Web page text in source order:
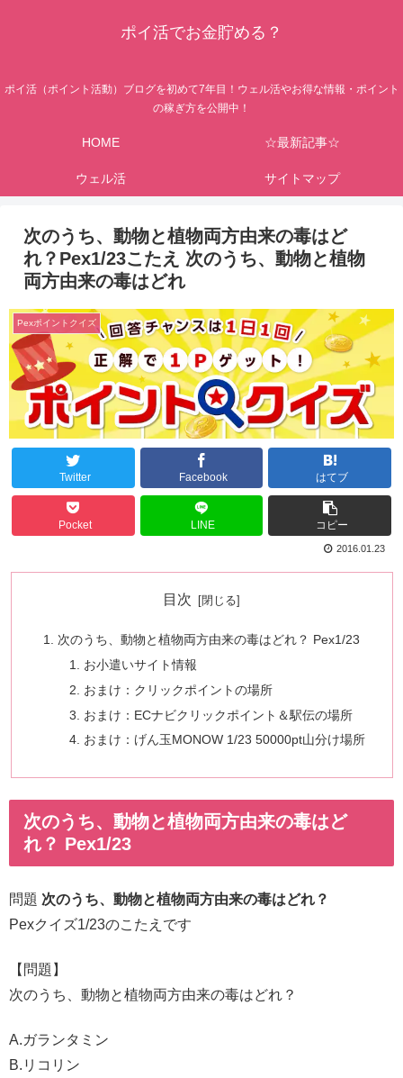
ポイ活でお金貯める？
ポイ活（ポイント活動）ブログを初めて7年目！ウェル活やお得な情報・ポイント
の稼ぎ方を公開中！
HOME ☆最新記事☆
ウェル活 サイトマップ
次のうち、動物と植物両方由来の毒はど
れ？Pex1/23こたえ 次のうち、動物と植物
両方由来の毒はどれ
Pexポイントクイズ
Twitter Facebook はてブ
Pocket LINE コピー
2016.01.23
目次
次のうち、動物と植物両方由来の毒はどれ？ Pex1/23
お小遣いサイト情報
おまけ：クリックポイントの場所
おまけ：ECナビクリックポイント＆駅伝の場所
おまけ：げん玉MONOW 1/23 50000pt山分け場所
次のうち、動物と植物両方由来の毒はど
れ？ Pex1/23
問題 次のうち、動物と植物両方由来の毒はどれ？
Pexクイズ1/23のこたえです
【問題】
次のうち、動物と植物両方由来の毒はどれ？
A.ガランタミン
B.リコリン